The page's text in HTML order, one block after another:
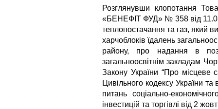
Розглянувши клопотання
«БЕНЕФІТ ФУД» № 358 від
теплопостачання та газ, який
харчоблоків їдалень
району, про надання в
загальноосвітнім закладам
Закону України “Про місцеве
Цивільного кодексу України та
питань соціально-
інвестицій та торгівлі від 2